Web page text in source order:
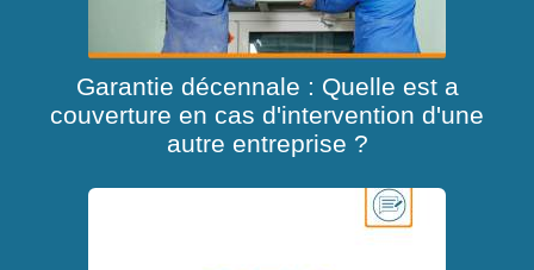
Garantie décennale : Quelle est a
couverture en cas d'intervention d'une
autre entreprise ?